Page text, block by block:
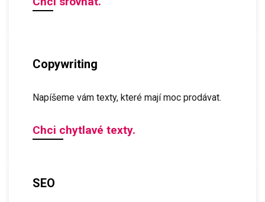
Copywriting
Napíšeme vám texty, které mají moc prodávat.
Chci chytlavé texty.
SEO